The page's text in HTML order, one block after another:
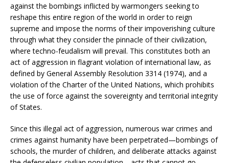
against the bombings inflicted by warmongers seeking to
reshape this entire region of the world in order to reign
supreme and impose the norms of their impoverishing culture
through what they consider the pinnacle of their civilization,
where techno-feudalism will prevail. This constitutes both an
act of aggression in flagrant violation of international law, as
defined by General Assembly Resolution 3314 (1974), and a
violation of the Charter of the United Nations, which prohibits
the use of force against the sovereignty and territorial integrity
of States.
Since this illegal act of aggression, numerous war crimes and
crimes against humanity have been perpetrated—bombings of
schools, the murder of children, and deliberate attacks against